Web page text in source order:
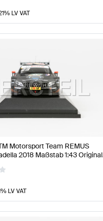
LV VAT
Motorsport Team REMUS
2018 Maßstab 1:43 Original
LV VAT